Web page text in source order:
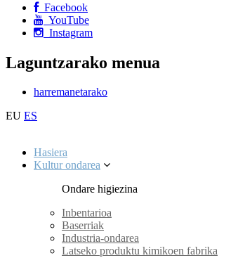
Facebook
YouTube
Instagram
Laguntzarako menua
harremanetarako
EU ES
Hasiera
Kultur ondarea
Ondare higiezina
Inbentarioa
Baserriak
Industria-ondarea
Latseko produktu kimikoen fabrika